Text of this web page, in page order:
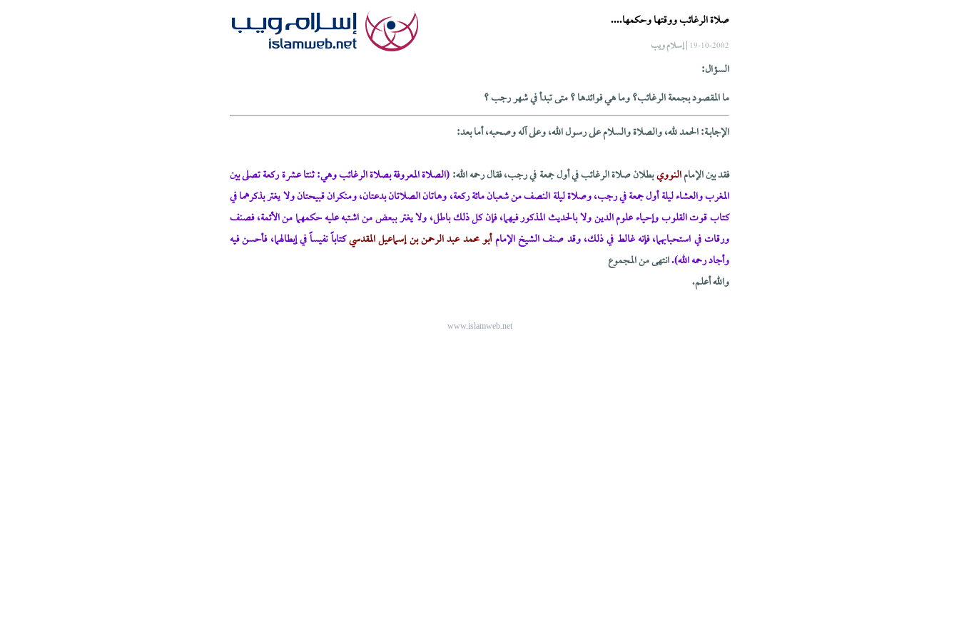
صلاة الرغائب ووقتها وحكمها....
19-10-2002 | إسلام ويب
السؤال:
ما المقصود بجمعة الرغائب؟ وما هي فوائدها ؟ متى تبدأ في شهر رجب ؟
الإجابــة: الحمد لله، والصلاة والسلام على رسول الله، وعلى آله وصحبه، أما بعد:
فقد بين الإمامالنوويبطلان صلاة الرغائب في أول جمعة في رجب، فقال رحمه الله:(الصلاة المعروفة بصلاة الرغائب وهي: ثنتا عشرة ركعة تصلى بين
المغرب والعشاء ليلة أول جمعة في رجب، وصلاة ليلة النصف من شعبان مائة ركعة، وهاتان الصلاتان بدعتان، ومنكران قبيحتان ولا يغتر بذكرهما في
كتاب قوت القلوب وإحياء علوم الدين ولا بالحديث المذكور فيهما، فإن كل ذلك باطل، ولا يغتر ببعض من اشتبه عليه حكمهما من الأئمة، فصنف
ورقات في استحبابهما، فإنه غالط في ذلك، وقد صنف الشيخ الإمامأبو محمد عبد الرحمن بن إسماعيل المقدسيكتاباً نفيساً في إبطالهما، فأحسن فيه
وأجاد رحمه الله).انتهى من المجموع
والله أعلم.
www.islamweb.net